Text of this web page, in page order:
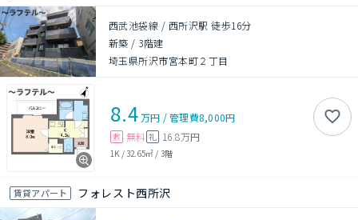
西武池袋線 / 西所沢駅 徒歩16分
新築 / 3階建
埼玉県所沢市宮本町２丁目
8.4万円 /管理費8,000円
敷 無料 礼 16.8万円
1K /32.65㎡ / 3階
賃貸アパート フォレスト西所沢